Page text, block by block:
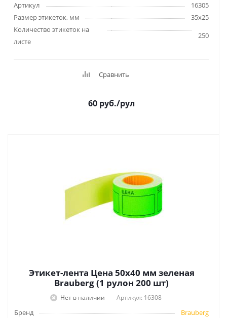
Артикул
16305
Размер этикеток, мм
35x25
Количество этикеток на
листе
250
Сравнить
60 руб./рул
Этикет-лента Цена 50х40 мм зеленая
Brauberg (1 рулон 200 шт)
Нет в наличии Артикул: 16308
Бренд
Brauberg